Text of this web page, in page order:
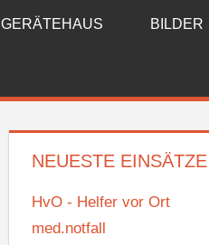
GERÄTEHAUS BILDER
NEUESTE EINSÄTZE
HvO - Helfer vor Ort
med.notfall